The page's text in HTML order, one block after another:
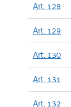
Art. 128
Art. 129
Art. 130
Art. 131
Art. 132